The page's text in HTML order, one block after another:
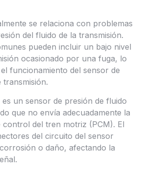
se relaciona con problemas
del fluido de la transmisión.
pueden incluir un bajo nivel
ocasionado por una fuga, lo
funcionamiento del sensor de
transmisión.
un sensor de presión de fluido
que no envía adecuadamente la
control del tren motriz (PCM). El
del circuito del sensor
o daño, afectando la